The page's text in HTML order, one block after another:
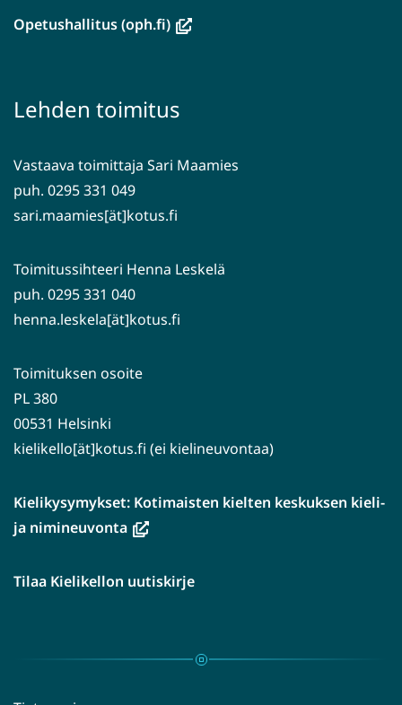
Opetushallitus (oph.fi)(avautuu
toiseen
Lehden toimitus
Vastaava toimittaja Sari Maamies
puh. 0295 331 049
sari.maamies[ät]kotus.fi
Toimitussihteeri Henna Leskelä
puh. 0295 331 040
henna.leskela[ät]kotus.fi
Toimituksen osoite
PL 380
00531 Helsinki
kielikello[ät]kotus.fi (ei kielineuvontaa)
Kielikysymykset: Kotimaisten kielten keskuksen kieli-
ja nimineuvonta(avautuu
ikkunaan,
palveluun)
Tilaa Kielikellon uutiskirje